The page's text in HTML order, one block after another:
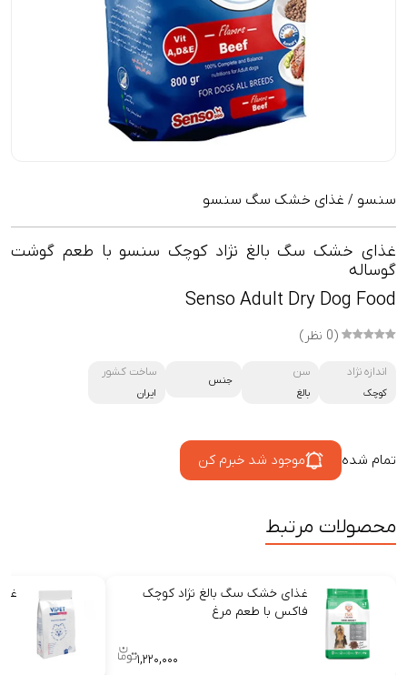
سنسو / غذای خشک سگ سنسو
غذای خشک سگ بالغ نژاد کوچک سنسو با طعم گوشت
گوساله
Senso Adult Dry Dog Food
(0 نظر)
اندازه نژاد
کوچک
سن
بالغ
جنس
ساخت کشور
ایران
تمام شده موجود شد خبرم کن
محصولات مرتبط
غذای خشک سگ بالغ نژاد کوچک
فاکس با طعم مرغ
۱,۲۲۰,۰۰۰